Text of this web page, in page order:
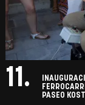
11.
PASEO